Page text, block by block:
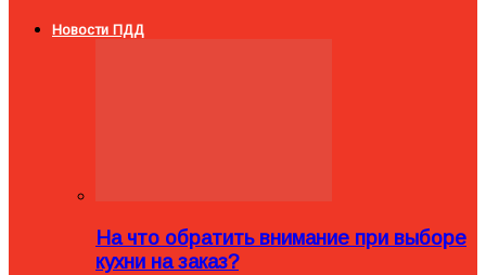
Новости ПДД
На что обратить внимание при выборе
кухни на заказ?